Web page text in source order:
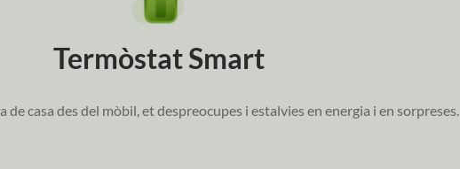
Termòstat Smart
casa des del mòbil, et despreocupes i estalvies en energia i en sorpreses.